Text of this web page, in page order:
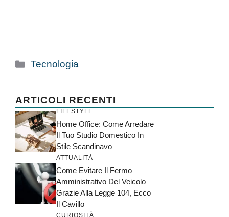
Categorie
Tecnologia
ARTICOLI RECENTI
LIFESTYLE
Home Office: Come Arredare
Il Tuo Studio Domestico In
Stile Scandinavo
ATTUALITÀ
Come Evitare Il Fermo
Amministrativo Del Veicolo
Grazie Alla Legge 104, Ecco
Il Cavillo